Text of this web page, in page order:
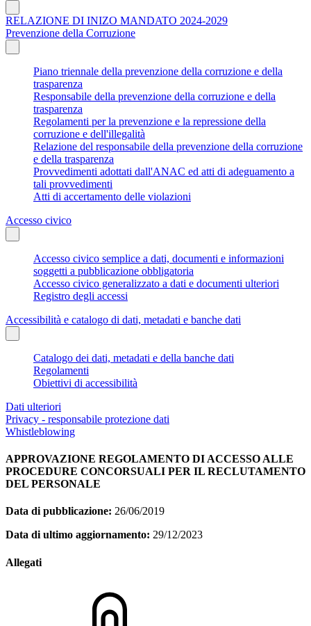
RELAZIONE DI INIZO MANDATO 2024-2029
Prevenzione della Corruzione
Piano triennale della prevenzione della corruzione e della
trasparenza
Responsabile della prevenzione della corruzione e della
trasparenza
Regolamenti per la prevenzione e la repressione della
corruzione e dell'illegalità
Relazione del responsabile della prevenzione della corruzione
e della trasparenza
Provvedimenti adottati dall'ANAC ed atti di adeguamento a
tali provvedimenti
Atti di accertamento delle violazioni
Accesso civico
Accesso civico semplice a dati, documenti e informazioni
soggetti a pubblicazione obbligatoria
Accesso civico generalizzato a dati e documenti ulteriori
Registro degli accessi
Accessibilità e catalogo di dati, metadati e banche dati
Catalogo dei dati, metadati e della banche dati
Regolamenti
Obiettivi di accessibilità
Dati ulteriori
Privacy - responsabile protezione dati
Whistleblowing
APPROVAZIONE REGOLAMENTO DI ACCESSO ALLE
PROCEDURE CONCORSUALI PER IL RECLUTAMENTO
DEL PERSONALE
Data di pubblicazione: 26/06/2019
Data di ultimo aggiornamento: 29/12/2023
Allegati